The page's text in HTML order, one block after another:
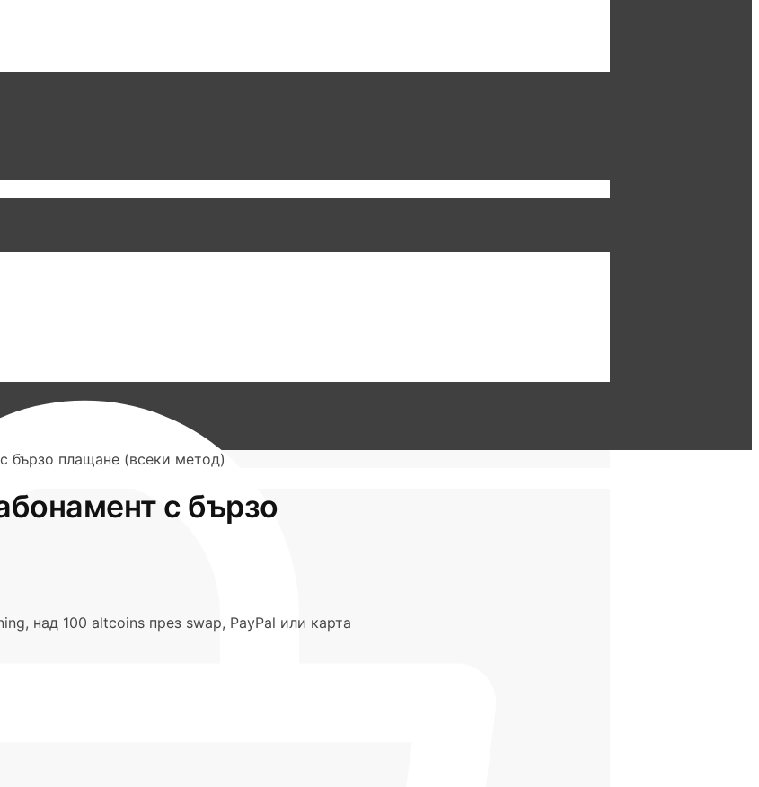
бързо плащане (всеки метод)
с бързо
над 100 altcoins през swap, PayPal или карта